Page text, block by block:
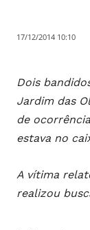
17/12/2014 10:10
Dois
Jardim das
de
estava no
A vítima
realizou